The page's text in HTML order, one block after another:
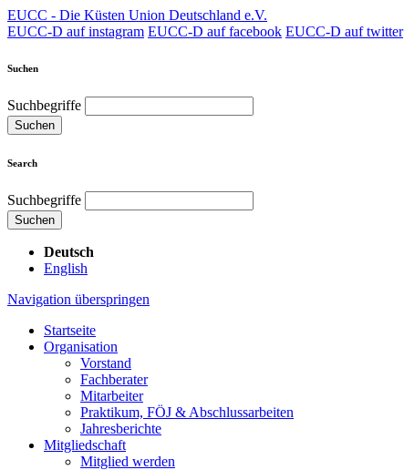
EUCC - Die Küsten Union Deutschland e.V.
EUCC-D auf instagram EUCC-D auf facebook EUCC-D auf twitter
Suchen
Suchbegriffe
Suchen
Search
Suchbegriffe
Suchen
Deutsch
English
Navigation überspringen
Startseite
Organisation
Vorstand
Fachberater
Mitarbeiter
Praktikum, FÖJ & Abschlussarbeiten
Jahresberichte
Mitgliedschaft
Mitglied werden